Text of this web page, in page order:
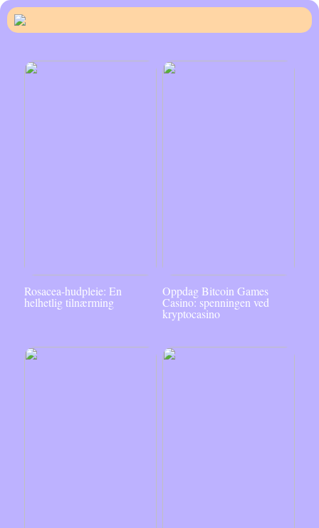
Rosacea-hudpleie: En
helhetlig tilnærming
Oppdag Bitcoin Games
Casino: spenningen ved
kryptocasino